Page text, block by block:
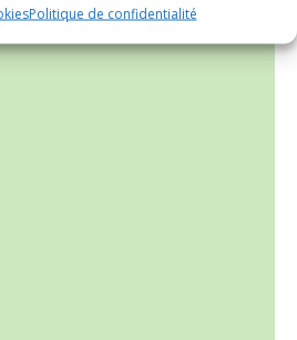
Politique de confidentialité